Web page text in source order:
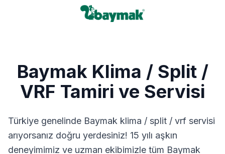
Baymak Klima / Split /
VRF Tamiri ve Servisi
Türkiye genelinde Baymak klima / split / vrf servisi
arıyorsanız doğru yerdesiniz! 15 yılı aşkın
deneyimimiz ve uzman ekibimizle tüm Baymak